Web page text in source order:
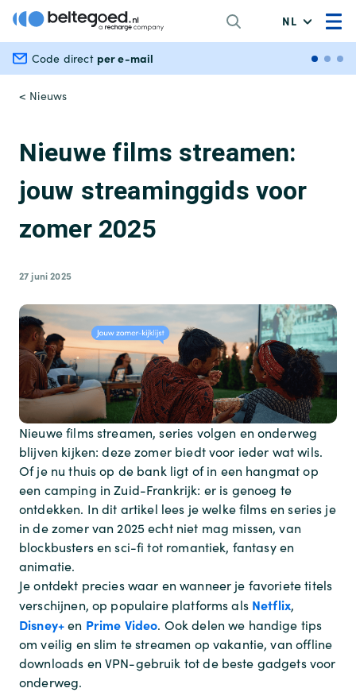
NL
Code direct per e-mail
< Nieuws
Nieuwe films streamen:
jouw streaminggids voor
zomer 2025
27 juni 2025
Nieuwe films streamen, series volgen en onderweg
blijven kijken: deze zomer biedt voor ieder wat wils.
Of je nu thuis op de bank ligt of in een hangmat op
een camping in Zuid-Frankrijk: er is genoeg te
ontdekken. In dit artikel lees je welke films en series je
in de zomer van 2025 echt niet mag missen, van
blockbusters en sci-fi tot romantiek, fantasy en
animatie.
Je ontdekt precies waar en wanneer je favoriete titels
verschijnen, op populaire platforms als Netflix,
Disney+en Prime Video. Ook delen we handige tips
om veilig en slim te streamen op vakantie, van offline
downloads en VPN-gebruik tot de beste gadgets voor
onderweg.